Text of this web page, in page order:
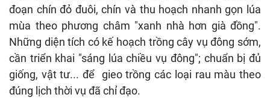
đoạn chín đỏ đuôi, chín và thu hoạch nhanh gọn lúa
mùa theo phương châm "xanh nhà hơn già đồng".
Những diện tích có kế hoạch trồng cây vụ đông sớm,
cần triển khai "sáng lúa chiều vụ đông"; chuẩn bị đủ
giống, vật tư... để gieo trồng các loại rau màu theo
đúng lịch thời vụ đã chỉ đạo.